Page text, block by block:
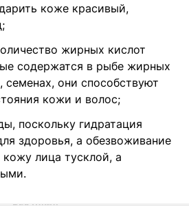
коже красивый,
жирных кислот
содержатся в рыбе жирных
семенах, они способствуют
кожи и волос;
поскольку гидратация
здоровья, а обезвоживание
лица тусклой, а